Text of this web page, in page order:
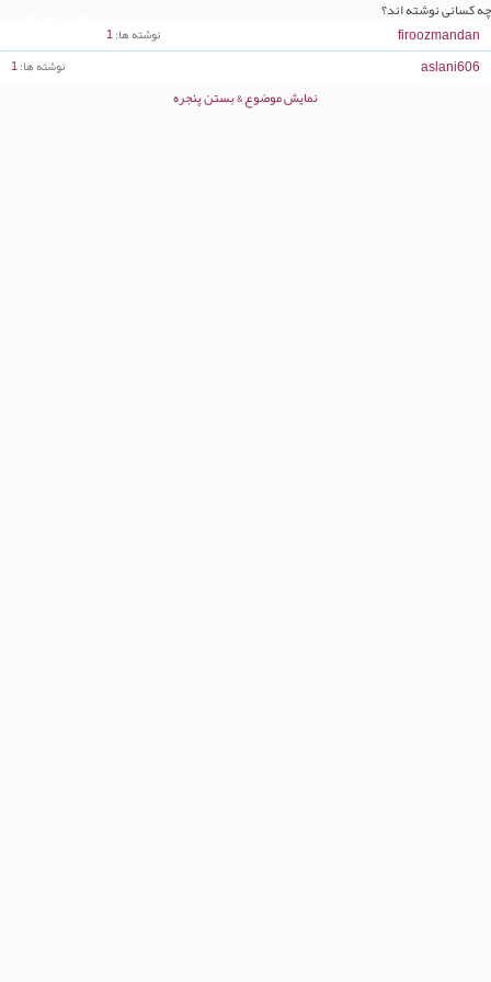
چه کسانی نوشته اند؟
نوشته ها 1 firoozmandan
نوشته ها 1
aslani606
نمایش موضوع & بستن پنجره